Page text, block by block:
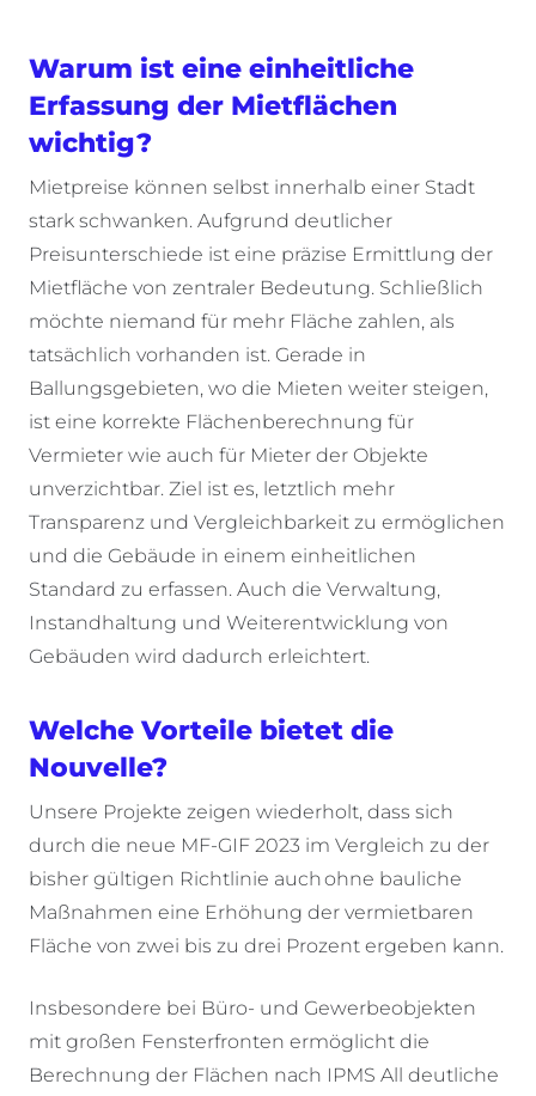
Warum ist eine einheitliche
Erfassung der Mietflächen
wichtig?
Mietpreise können selbst innerhalb einer Stadt
stark schwanken. Aufgrund deutlicher
Preisunterschiede ist eine präzise Ermittlung der
Mietfläche von zentraler Bedeutung. Schließlich
möchte niemand für mehr Fläche zahlen, als
tatsächlich vorhanden ist. Gerade in
Ballungsgebieten, wo die Mieten weiter steigen,
ist eine korrekte Flächenberechnung für
Vermieter wie auch für Mieter der Objekte
unverzichtbar. Ziel ist es, letztlich mehr
Transparenz und Vergleichbarkeit zu ermöglichen
und die Gebäude in einem einheitlichen
Standard zu erfassen. Auch die Verwaltung,
Instandhaltung und Weiterentwicklung von
Gebäuden wird dadurch erleichtert.
Welche Vorteile bietet die
Nouvelle?
Unsere Projekte zeigen wiederholt, dass sich
durch die neue MF-GIF 2023 im Vergleich zu der
bisher gültigen Richtlinie auch ohne bauliche
Maßnahmen eine Erhöhung der vermietbaren
Fläche von zwei bis zu drei Prozent ergeben kann.
Insbesondere bei Büro- und Gewerbeobjekten
mit großen Fensterfronten ermöglicht die
Berechnung der Flächen nach IPMS All deutliche